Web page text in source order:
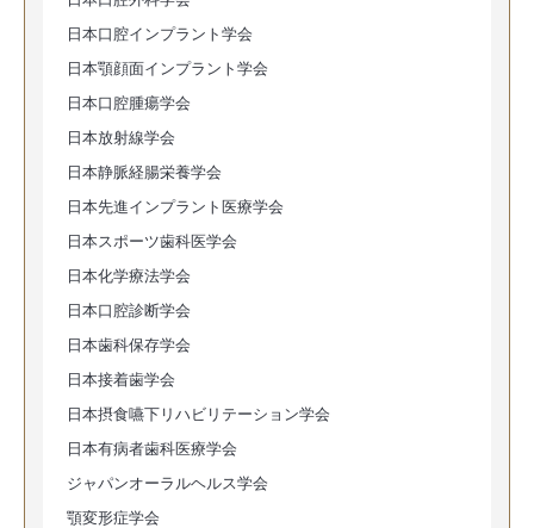
日本口腔インプラント学会
日本顎顔面インプラント学会
日本口腔腫瘍学会
日本放射線学会
日本静脈経腸栄養学会
日本先進インプラント医療学会
日本スポーツ歯科医学会
日本化学療法学会
日本口腔診断学会
日本歯科保存学会
日本接着歯学会
日本摂食嚥下リハビリテーション学会
日本有病者歯科医療学会
ジャパンオーラルヘルス学会
顎変形症学会